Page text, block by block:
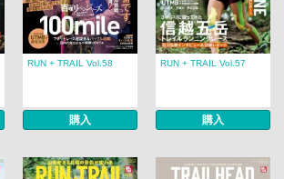
RUN + TRAIL Vol.58
購入
RUN + TRAIL Vol.57
購入